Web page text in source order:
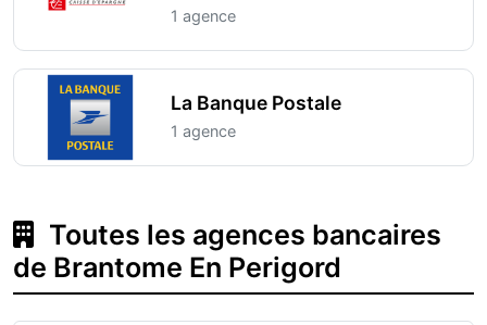
1 agence
La Banque Postale
1 agence
Toutes les agences bancaires
de Brantome En Perigord